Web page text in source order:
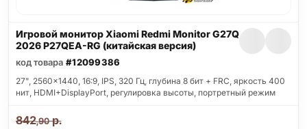
Игровой монитор Xiaomi Redmi Monitor G27Q
2026 P27QEA-RG (китайская версия)
код товара #12099386
27", 2560x1440, 16:9, IPS, 320 Гц, глубина 8 бит + FRC, яркость 400
нит, HDMI+DisplayPort, регулировка высоты, портретный режим
842,90р.